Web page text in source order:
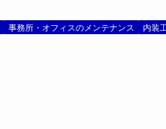
事務所・オフィスのメンテナンス 内装